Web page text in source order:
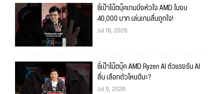
ชี้เป้าโน้ตบุ๊คเกมมิ่งหัวใจ AMD ในงบ
40,000 บาท เล่นเกมลื่นถูกใจ!
Jul 19, 2026
ชี้เป้าโน้ตบุ๊ค AMD Ryzen AI ตัวแรงรัน AI
ลื่น เลือกตัวไหนดีนะ?
Jul 9, 2026